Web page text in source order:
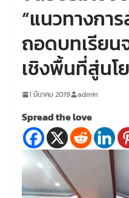
“แนวทางการ
ถอดบทเรียน
เชิงพื้นที่สู่นโ
1 มีนาคม 2019 admin
Spread the love